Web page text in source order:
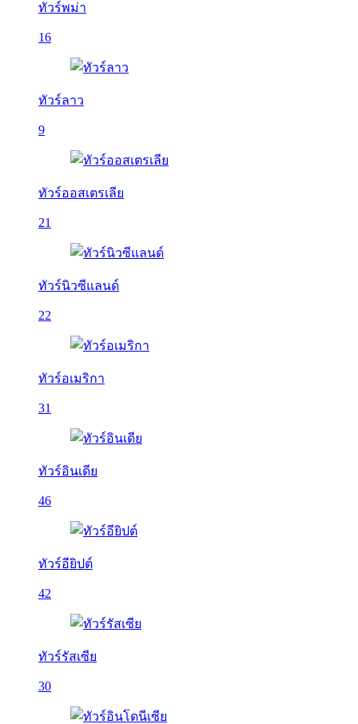
ทัวร์พม่า
16
ทัวร์ลาว
9
ทัวร์ออสเตรเลีย
21
ทัวร์นิวซีแลนด์
22
ทัวร์อเมริกา
31
ทัวร์อินเดีย
46
ทัวร์อียิปต์
42
ทัวร์รัสเซีย
30